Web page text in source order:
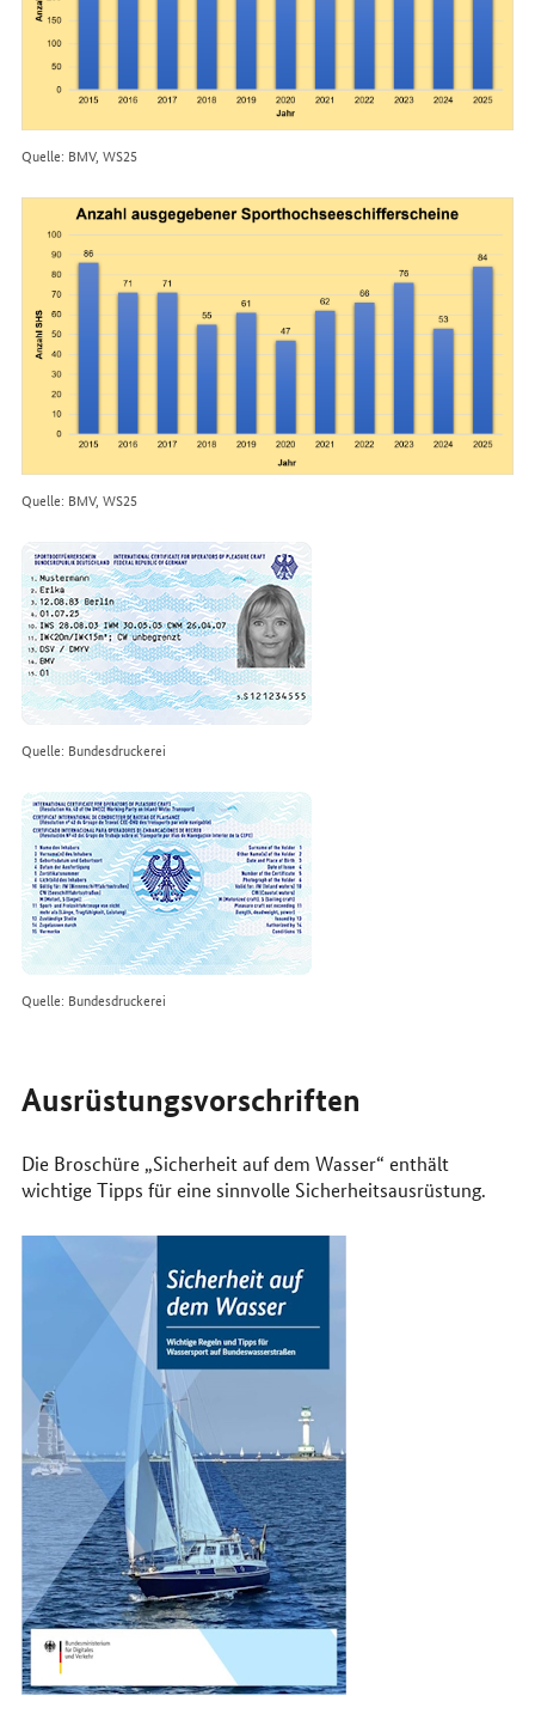
Quelle: BMV, WS25
Quelle: BMV, WS25
Quelle: Bundesdruckerei
Quelle: Bundesdruckerei
Ausrüstungsvorschriften
Die Broschüre „Sicherheit auf dem Wasser“ enthält
wichtige Tipps für eine sinnvolle Sicherheitsausrüstung.